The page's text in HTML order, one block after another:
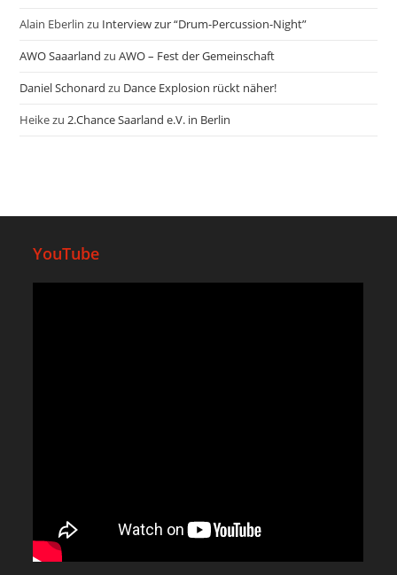
Alain Eberlin zu Interview zur “Drum-Percussion-Night”
AWO Saaarland zuAWO – Fest der Gemeinschaft
Daniel Schonard zu Dance Explosion rückt näher!
Heikezu2.Chance Saarland e.V. in Berlin
YouTube